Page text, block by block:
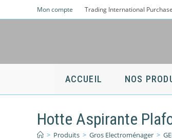
to
Mon compte Trading International
ACCUEIL NOS
Hotte Aspirante
> Produits > Gros Electroménager >